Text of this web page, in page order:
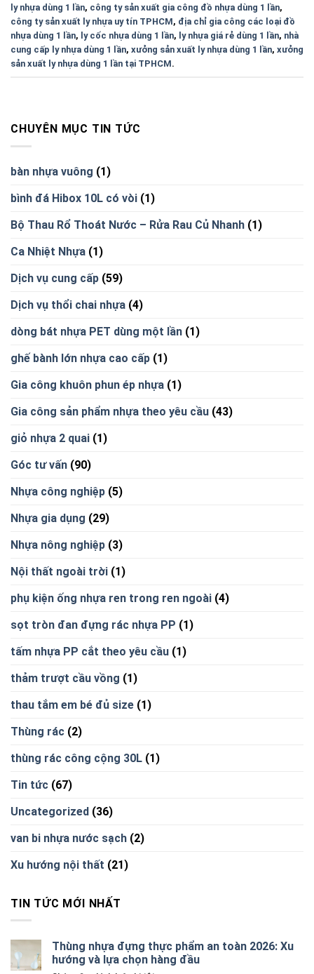
ly nhựa dùng 1 lần, công ty sản xuất gia công đồ nhựa dùng 1 lần,
công ty sản xuất ly nhựa uy tín TPHCM, địa chỉ gia công các loại đồ
nhựa dùng 1 lần, ly cốc nhựa dùng 1 lần, ly nhựa giá rẻ dùng 1 lần, nhà
cung cấp ly nhựa dùng 1 lần, xưởng sản xuất ly nhựa dùng 1 lần, xưởng
sản xuất ly nhựa dùng 1 lần tại TPHCM.
CHUYÊN MỤC TIN TỨC
bàn nhựa vuông (1)
bình đá Hibox 10L có vòi (1)
Bộ Thau Rổ Thoát Nước – Rửa Rau Củ Nhanh (1)
Ca Nhiệt Nhựa (1)
Dịch vụ cung cấp (59)
Dịch vụ thổi chai nhựa (4)
dòng bát nhựa PET dùng một lần (1)
ghế bành lớn nhựa cao cấp (1)
Gia công khuôn phun ép nhựa (1)
Gia công sản phẩm nhựa theo yêu cầu (43)
giỏ nhựa 2 quai (1)
Góc tư vấn (90)
Nhựa công nghiệp (5)
Nhựa gia dụng (29)
Nhựa nông nghiệp (3)
Nội thất ngoài trời (1)
phụ kiện ống nhựa ren trong ren ngoài (4)
sọt tròn đan đựng rác nhựa PP (1)
tấm nhựa PP cắt theo yêu cầu (1)
thảm trượt cầu vồng (1)
thau tắm em bé đủ size (1)
Thùng rác (2)
thùng rác công cộng 30L (1)
Tin tức (67)
Uncategorized (36)
van bi nhựa nước sạch (2)
Xu hướng nội thất (21)
TIN TỨC MỚI NHẤT
Thùng nhựa đựng thực phẩm an toàn 2026: Xu
hướng và lựa chọn hàng đầu